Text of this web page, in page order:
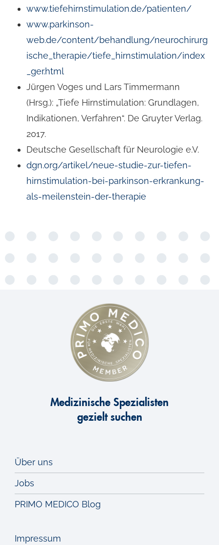
www.tiefehirnstimulation.de/patienten/
www.parkinson-
web.de/content/behandlung/neurochirurg
ische_therapie/tiefe_hirnstimulation/index
_ger.html
Jürgen Voges und Lars Timmermann
(Hrsg.): „Tiefe Hirnstimulation: Grundlagen,
Indikationen, Verfahren“. De Gruyter Verlag.
2017.
Deutsche Gesellschaft für Neurologie e.V.
dgn.org/artikel/neue-studie-zur-tiefen-
hirnstimulation-bei-parkinson-erkrankung-
als-meilenstein-der-therapie
Medizinische Spezialisten
gezielt suchen
Über uns
Jobs
PRIMO MEDICO Blog
Impressum